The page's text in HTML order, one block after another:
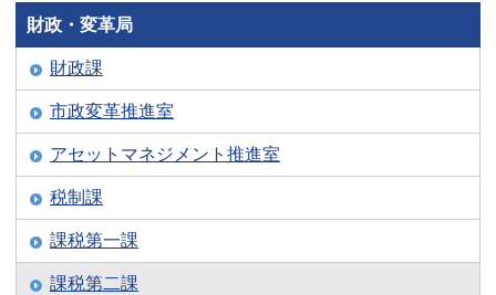
財政・変革局
財政課
市政変革推進室
アセットマネジメント推進室
税制課
課税第一課
課税第二課